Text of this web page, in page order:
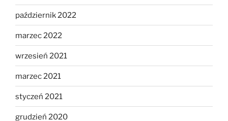
październik 2022
marzec 2022
wrzesień 2021
marzec 2021
styczeń 2021
grudzień 2020